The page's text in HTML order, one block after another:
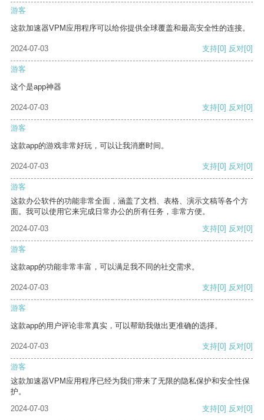
游客
这款加速器VPM应用程序可以给你提供全球覆盖和最高安全性的连接。
2024-07-03 支持[0] 反对[0]
游客
这个是app神器
2024-07-03 支持[0] 反对[0]
游客
这款app的游戏非常好玩，可以让我消磨时间。
2024-07-03 支持[0] 反对[0]
游客
这款办公软件的功能非常全面，涵盖了文档、表格、演示文稿等各个方
面。我可以使用它来完成日常办公的所有任务，非常方便。
2024-07-03
支持[0] 反对[0]
游客
这款app的功能非常丰富，可以满足我不同的社交需求。
2024-07-03 支持[0] 反对[0]
游客
这款app的用户评论非常真实，可以帮助我做出更准确的选择。
2024-07-03 支持[0] 反对[0]
游客
这款加速器VPM应用程序已经为我们带来了无限的隐私保护和安全性保
护。
2024-07-03
支持[0] 反对[0]